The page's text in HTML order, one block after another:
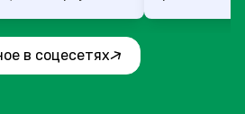
в соцесетях